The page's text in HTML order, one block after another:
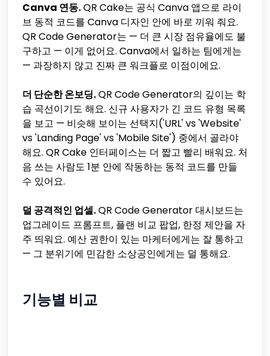
Canva 연동.QR Cake는 공식 Canva 앱으로 라이
브 동적 코드를 Canva 디자인 안에 바로 끼워 줘요.
QR Code Generator는 — 더 큰 시장 점유율에도 불
구하고 — 이게 없어요. Canva에서 일하는 팀에게는
— 과장하지 않고 진짜 큰 워크플로 이점이에요.
더 단순한 온보딩.QR Code Generator의 깊이는 학
습 곡선이기도 해요. 신규 사용자가 긴 코드 유형 목록
을 보고 — 비슷해 보이는 선택지('URL' vs 'Website'
vs 'Landing Page' vs 'Mobile Site') 중에서 골라야
해요. QR Cake 인터페이스는 더 짧고 빨리 배워요. 처
음 쓰는 사람도 1분 안에 작동하는 동적 코드를 만들
수 있어요.
덜 공격적인 업셀.QR Code Generator 대시보드는
업그레이드 프롬프트, 플랜 비교 팝업, 한정 제안을 자
주 띄워요. 예산 권한이 있는 마케터에게는 잘 통하고
— 그 분위기에 민감한 소상공인에게는 덜 통해요.
기능별 비교